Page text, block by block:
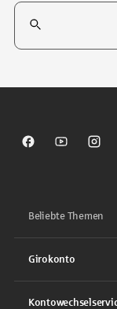
Suchfeld
Sparkasse auf
Sparkasse
Beliebte Themen
Girokonto